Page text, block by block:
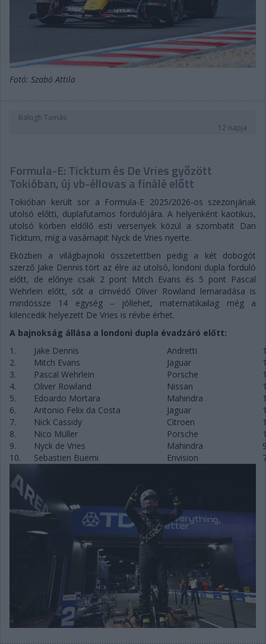
Fotó: Szabó Attila
Balogh Tamás
12 napja
Formula-E: Ticktum és De Vries győzött
Tokióban, új vb-éllovas a finálé előtt
Tokióban került sor a Formula-E 2025/2026-os szezonjának
utolsó előtti, duplafutamos fordulójára. A helyenként kaotikus,
utolsó körben eldőlő esti versenyek közül a szombatit Dan
Ticktum, míg a vasárnapit Nyck de Vries nyerte.
Eközben a világbajnoki összetettben pedig a két dobogót
szerző Jake Dennis tört az élre az utolsó, londoni dupla forduló
előtt, de előnye csak 2 pont Mitch Evans és 5 pont Pascal
Wehrlein előtt, sőt a címvédő Oliver Rowland lemaradása is
mindössze 14 egység – jóllehet, matematikailag még a
kilencedik helyezett De Vries is révbe érhet.
A bajnokság állása a londoni dupla évadzáró előtt:
1.
Jake Dennis Andretti
2.
Mitch Evans Jaguar
3.
Pascal Wehrlein Porsche
4.
Oliver Rowland Nissan
5.
Edoardo Mortara Mahindra
6.
Antonio Felix da Costa Jaguar
7.
Nick Cassidy Citroen
8.
Nico Müller Porsche
9.
Nyck de Vries Mahindra
10.
Sebastien Buemi Envision